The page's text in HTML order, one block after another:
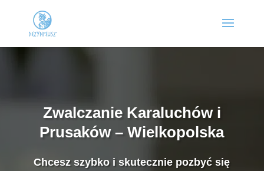
Zwalczanie Karaluchów i
Prusaków – Wielkopolska
Chcesz szybko i skutecznie pozbyć się